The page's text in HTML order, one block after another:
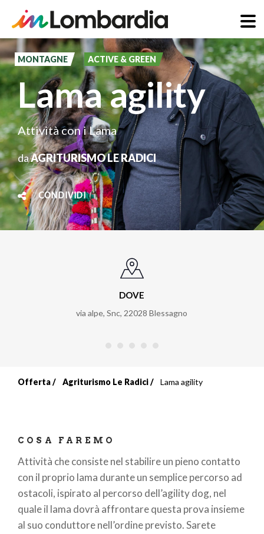
Salta
al
contenuto
principale
MONTAGNE ACTIVE & GREEN
Lama agility
Attività con i Lama
daAGRITURISMO LE RADICI
CONDIVIDI
DOVE
via alpe, Snc, 22028 Blessagno
Briciole
pane
Offerta Agriturismo Le Radici Lama agility
COSA FAREMO
Attività che consiste nel stabilire un pieno contatto
con il proprio lama durante un semplice percorso ad
ostacoli, ispirato al percorso dell’agility dog, nel
quale il lama dovrà affrontare questa prova insieme
al suo conduttore nell’ordine previsto. Sarete